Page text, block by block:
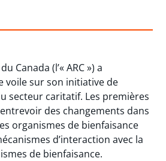
Canada (l’« ARC ») a
voile sur son initiative de
secteur caritatif. Les premières
des changements dans
organismes de bienfaisance
d’interaction avec la
de bienfaisance.